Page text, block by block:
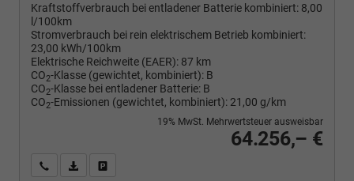
Kraftstoffverbrauch bei entladener Batterie kombiniert: 8,00
l/100km
Stromverbrauch bei rein elektrischem Betrieb kombiniert:
23,00 kWh/100km
Elektrische Reichweite (EAER): 87 km
CO2-Klasse (gewichtet, kombiniert): B
CO2-Klasse bei entladener Batterie: B
CO2-Emissionen (gewichtet, kombiniert): 21,00 g/km
64.256,– €
19% MwSt. Mehrwertsteuer ausweisbar
Wir rufen Sie anPDF-Fahrzeugexposé drucken